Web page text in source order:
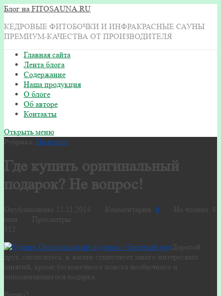
Блог на FITOSAUNA.RU
КЕДРОВЫЕ ФИТОБОЧКИ И ИНФРАКРАСНЫЕ САУНЫ
ПРЕМИУМ-КАЧЕСТВА ОТ ПРОИЗВОДИТЕЛЯ
Главная сайта
Лента блога
Содержание
Наша продукция
О блоге
Об авторе
Контакты
Открыть меню
Рубрика: Полезное
Где купить оригинальный
подарок? Не вопрос!
Опубликовано 12.11.2014 · Комментарии: 6 · На чтение: 8
мин · Просмотры:
312
Дорогой
друг, согласитесь, в жизни существует много интересных
занятий, кроме бесконечного поиска необычного и
запоминающегося подарка.